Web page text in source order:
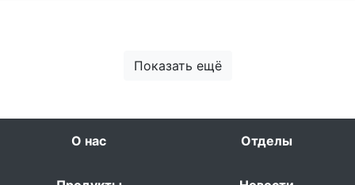
Показать ещё
О нас Отделы